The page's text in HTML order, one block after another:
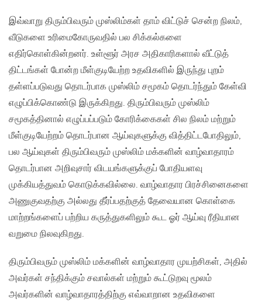
இவ்வாறு திரும்பிவரும் முஸ்லிம்கள் தாம் விட்டுச் சென்ற நிலம்,
வீடுகளை உரிமைகோருவதில் பல சிக்கல்களை
எதிர்கொள்கின்றனர். உள்ளூர் அரச அதிகாரிகளால் வீட்டுத்
திட்டங்கள் போன்ற மீள்குடியேற்ற உதவிகளில் இருந்து புறம்
தள்ளப்படுவது தொடர்பாக முஸ்லிம் சமூகம் தொடர்ந்தும் கேள்வி
எழுப்பிக்கொண்டு இருக்கிறது. திரும்பிவரும் முஸ்லிம்
சமூகத்தினால் எழுப்பப்படும் கோரிக்கைகள் சில நிலம் மற்றும்
மீள்குடியேற்றம் தொடர்பான ஆய்வுகளுக்கு வித்திட்டபோதிலும்,
பல ஆய்வுகள் திரும்பிவரும் முஸ்லிம் மக்களின் வாழ்வாதாரம்
தொடர்பான அறிவுசார் விடயங்களுக்குப் போதியளவு
முக்கியத்துவம் கொடுக்கவில்லை. வாழ்வாதார பிரச்சினைகளை
அணுகுவதற்கு அல்லது தீர்ப்பதற்குத் தேவையான கொள்கை
மாற்றங்களைப் பற்றிய கருத்துகளிலும் கூட ஓர் ஆய்வு ரீதியான
வறுமை நிலவுகிறது.
திரும்பிவரும் முஸ்லிம் மக்களின் வாழ்வாதார முயற்சிகள், அதில்
அவர்கள் சந்திக்கும் சவால்கள் மற்றும் கூட்டுறவு மூலம்
அவர்களின் வாழ்வாதாரத்திற்கு எவ்வாறான உதவிகளை